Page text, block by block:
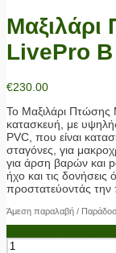
LivePro Β
€230.00
Το Μαξιλάρι Πτώσης
κατασκευή, με
PVC, που είναι
σταγόνες, για
για άρση βαρών και
ήχο και τις
προστατεύοντάς την
Άμεση παραλαβή /